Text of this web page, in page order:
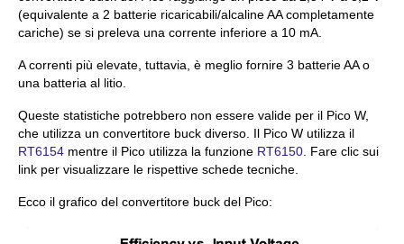
(equivalente a 2 batterie ricaricabili/alcaline AA completamente
cariche) se si preleva una corrente inferiore a 10 mA.
A correnti più elevate, tuttavia, è meglio fornire 3 batterie AA o
una batteria al litio.
Queste statistiche potrebbero non essere valide per il Pico W,
che utilizza un convertitore buck diverso. Il Pico W utilizza il
RT6154 mentre il Pico utilizza la funzione RT6150 . Fare clic sui
link per visualizzare le rispettive schede tecniche.
Ecco il grafico del convertitore buck del Pico: